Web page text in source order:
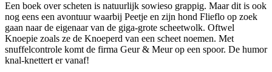
Een boek over scheten is natuurlijk sowieso grappig. Maar dit is ook
nog eens een avontuur waarbij Peetje en zijn hond Flieflo op zoek
gaan naar de eigenaar van de giga-grote scheetwolk. Oftwel
Knoepie zoals ze de Knoeperd van een scheet noemen. Met
snuffelcontrole komt de firma Geur & Meur op een spoor. De humor
knal-knettert er vanaf!